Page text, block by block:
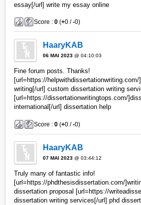
essay[/url] write my essay online
Score :0 (+0 /-0)
HaaryKAB
06 MAI 2023 @ 04:10:03
Fine forum posts. Thanks!
[url=https://
writing[/url] custom dissertation writing
[url=https://dissertationwritingtops.com/
international[/url] dissertation help
Score :0 (+0 /-0)
HaaryKAB
07 MAI 2023 @ 03:44:12
Truly many of fantastic info!
[url=https://phdthesisdissertation.com/
dissertation proposal [url=https://
dissertation writing services[/url] phd